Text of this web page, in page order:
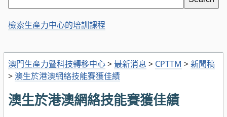
澳門生產力暨科技轉移中心> 最新消息 > CPTTM >新聞稿
> 澳生於港澳網絡技能賽獲佳績
澳生於港澳網絡技能賽獲佳績
檢索生產力中心的培訓課程